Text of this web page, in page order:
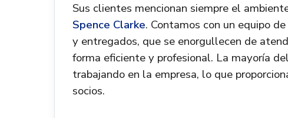
Sus clientes mencionan siempre el
Spence Clarke. Contamos con un equipo
y entregados, que se enorgullecen de
forma eficiente y profesional. La mayoría
trabajando en la empresa, lo que
socios.